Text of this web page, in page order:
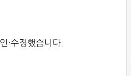
·수정했습니다.